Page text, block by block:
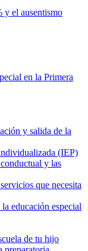
y el ausentismo
en la Primera
y salida de la
(IEP)
y las
que necesita
educación especial
de tu hijo